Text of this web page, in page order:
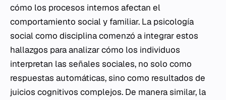
cómo los procesos internos afectan el
comportamiento social y familiar. La psicología
social como disciplina comenzó a integrar estos
hallazgos para analizar cómo los individuos
interpretan las señales sociales, no solo como
respuestas automáticas, sino como resultados de
juicios cognitivos complejos. De manera similar, la